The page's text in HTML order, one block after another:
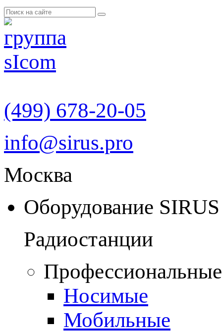
(499) 678-20-05
info@sirus.pro
Москва
Оборудование SIRUS
Радиостанции
Носимые
Мобильные